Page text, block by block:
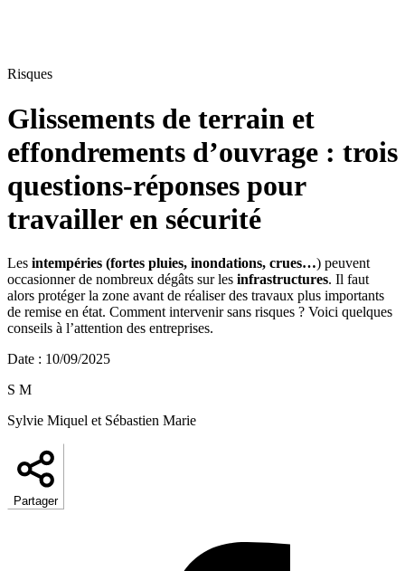
Risques
Glissements de terrain et
effondrements d’ouvrage : trois
questions-réponses pour
travailler en sécurité
Les intempéries (fortes pluies, inondations, crues…) peuvent
occasionner de nombreux dégâts sur les infrastructures. Il faut
alors protéger la zone avant de réaliser des travaux plus importants
de remise en état. Comment intervenir sans risques ? Voici quelques
conseils à l’attention des entreprises.
Date : 10/09/2025
S M
Sylvie Miquel et Sébastien Marie
Partager